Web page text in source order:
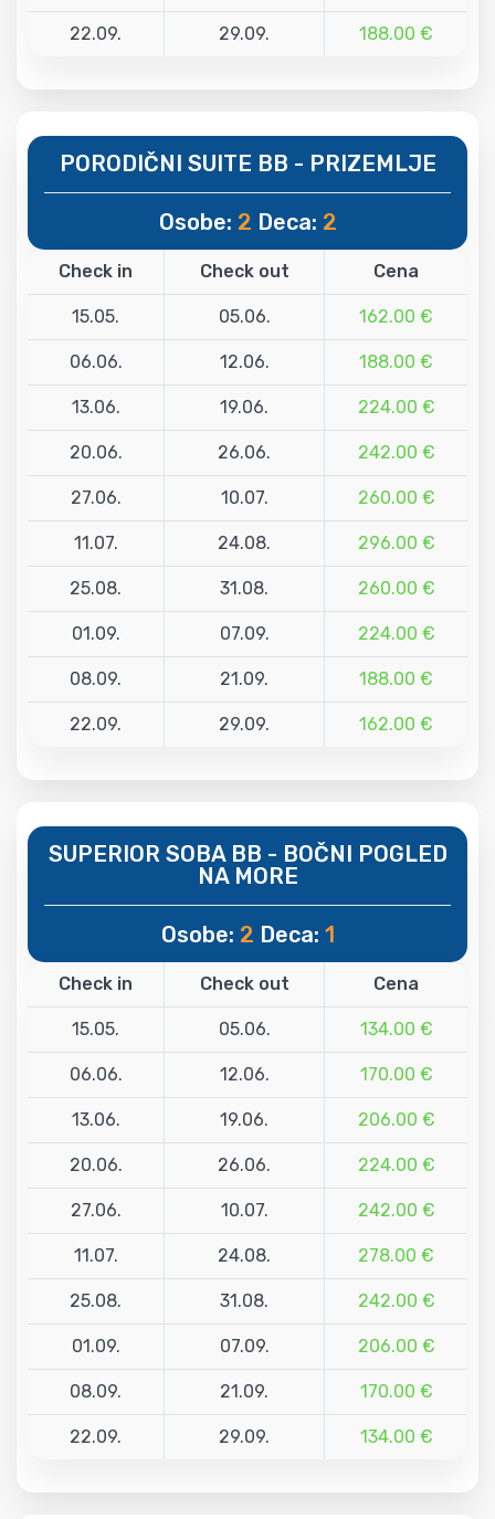
22.09. 29.09. 188.00 €
PORODIČNI SUITE BB - PRIZEMLJE
Osobe: 2 Deca: 2
Check in Check out Cena
15.05. 05.06. 162.00 €
06.06. 12.06. 188.00 €
13.06. 19.06. 224.00 €
20.06. 26.06. 242.00 €
27.06. 10.07. 260.00 €
11.07. 24.08. 296.00 €
25.08. 31.08. 260.00 €
01.09. 07.09. 224.00 €
08.09. 21.09. 188.00 €
22.09. 29.09. 162.00 €
SUPERIOR SOBA BB - BOČNI POGLED
NA MORE
Osobe: 2 Deca: 1
Check in Check out Cena
15.05. 05.06. 134.00 €
06.06. 12.06. 170.00 €
13.06. 19.06. 206.00 €
20.06. 26.06. 224.00 €
27.06. 10.07. 242.00 €
11.07. 24.08. 278.00 €
25.08. 31.08. 242.00 €
01.09. 07.09. 206.00 €
08.09. 21.09. 170.00 €
22.09. 29.09. 134.00 €